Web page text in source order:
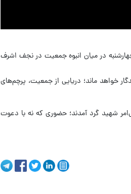
مطهر امام امت، شهید حضرت آیت الله سید علی خامنه‌ای، 6 بامداد چهارشنبه در میان انبوه جمعیت در نجف اشرف
خواهد ماند؛ دریایی از جمعیت، پرچم‌های
شهید گرد آمدند؛ حضوری که نه با دعوت